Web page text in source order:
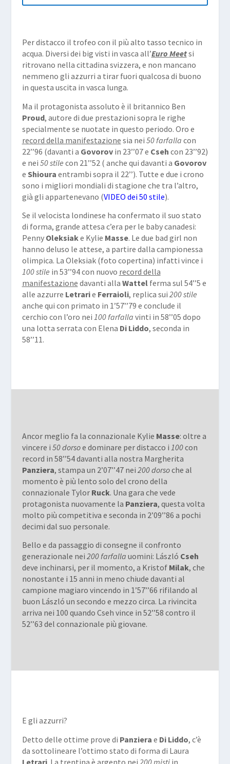
Per distacco il trofeo con il più alto tasso tecnico in
acqua. Diversi dei big visti in vasca all’Euro Meetsi
ritrovano nella cittadina svizzera, e non mancano
nemmeno gli azzurri a tirar fuori qualcosa di buono
in questa uscita in vasca lunga.
Ma il protagonista assoluto è il britannico Ben
Proud, autore di due prestazioni sopra le righe
specialmente se nuotate in questo periodo. Oro e
record della manifestazione sia nei 50 farfalla con
22’’96 (davanti a Govorovin 23’’07 e Cseh con 23’’92)
e nei 50 stile con 21’’52 ( anche qui davanti a Govorov
e Shioura entrambi sopra il 22’’). Tutte e due i crono
sono i migliori mondiali di stagione che tra l’altro,
già gli appartenevano (VIDEO dei 50 stile).
Se il velocista londinese ha confermato il suo stato
di forma, grande attesa c’era per le baby canadesi:
Penny Oleksiake Kylie Masse. Le due bad girl non
hanno deluso le attese, a partire dalla campionessa
olimpica. La Oleksiak (foto copertina) infatti vince i
100 stile in 53’’94 con nuovo record della
manifestazione davanti alla Wattelferma sul 54’’5 e
alle azzurre Letrarie Ferraioli, replica sui 200 stile
anche qui con primato in 1’57’’79 e conclude il
cerchio con l’oro nei 100 farfalla vinti in 58’’05 dopo
una lotta serrata con Elena Di Liddo, seconda in
58’’11.
Ancor meglio fa la connazionale Kylie Masse: oltre a
vincere i 50 dorsoe dominare per distacco i 100con
record in 58’’54 davanti alla nostra Margherita
Panziera, stampa un 2’07’’47 nei 200 dorsoche al
momento è più lento solo del crono della
connazionale Tylor Ruck. Una gara che vede
protagonista nuovamente la Panziera, questa volta
molto più competitiva e seconda in 2’09’’86 a pochi
decimi dal suo personale.
Bello e da passaggio di consegne il confronto
generazionale nei 200 farfalla uomini: László Cseh
deve inchinarsi, per il momento, a Kristof Milak, che
nonostante i 15 anni in meno chiude davanti al
campione magiaro vincendo in 1’57’’66 rifilando al
buon László un secondo e mezzo circa. La rivincita
arriva nei 100 quando Cseh vince in 52’’58 contro il
52’’63 del connazionale più giovane.
E gli azzurri?
Detto delle ottime prove di Panziera e Di Liddo, c’è
da sottolineare l’ottimo stato di forma di Laura
Letrari. La trentina è argento nei 200 mistiin